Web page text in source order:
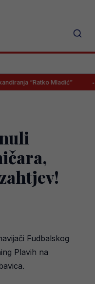
Mladić” Svi u TV
Fudbalskog
Plavih na